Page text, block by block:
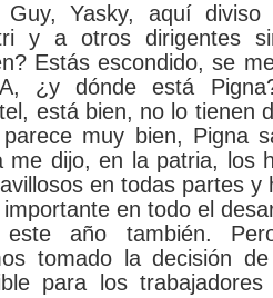
Yasky, aquí diviso
y a otros dirigentes
Estás escondido, se
¿y dónde está
está bien, no lo tienen
muy bien, Pigna
me dijo, en la patria, los
en todas partes y
en todo el
este año también.
tomado la decisión
para los